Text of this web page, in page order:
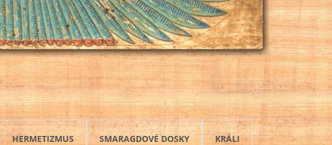
HERMETIZMUS SMARAGDOVÉ DOSKY KRÁLI